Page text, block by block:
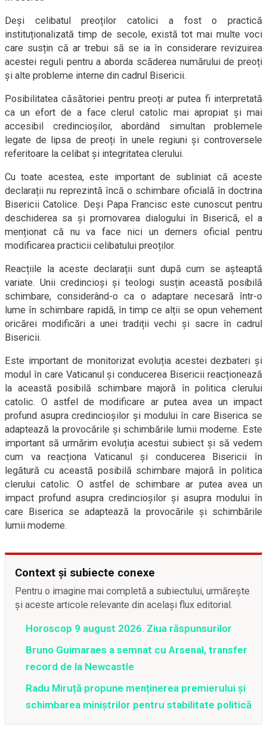
Deși celibatul preoților catolici a fost o practică
instituționalizată timp de secole, există tot mai multe voci
care susțin că ar trebui să se ia în considerare revizuirea
acestei reguli pentru a aborda scăderea numărului de preoți
și alte probleme interne din cadrul Bisericii.
Posibilitatea căsătoriei pentru preoți ar putea fi interpretată
ca un efort de a face clerul catolic mai apropiat și mai
accesibil credincioșilor, abordând simultan problemele
legate de lipsa de preoți în unele regiuni și controversele
referitoare la celibat și integritatea clerului.
Cu toate acestea, este important de subliniat că aceste
declarații nu reprezintă încă o schimbare oficială în doctrina
Bisericii Catolice. Deși Papa Francisc este cunoscut pentru
deschiderea sa și promovarea dialogului în Biserică, el a
menționat că nu va face nici un demers oficial pentru
modificarea practicii celibatului preoților.
Reacțiile la aceste declarații sunt după cum se așteaptă
variate. Unii credincioși și teologi susțin această posibilă
schimbare, considerând-o ca o adaptare necesară într-o
lume în schimbare rapidă, în timp ce alții se opun vehement
oricărei modificări a unei tradiții vechi și sacre în cadrul
Bisericii.
Este important de monitorizat evoluția acestei dezbateri și
modul în care Vaticanul și conducerea Bisericii reacționează
la această posibilă schimbare majoră în politica clerului
catolic. O astfel de modificare ar putea avea un impact
profund asupra credincioșilor și modului în care Biserica se
adaptează la provocările și schimbările lumii moderne. Este
important să urmărim evoluția acestui subiect și să vedem
cum va reacționa Vaticanul și conducerea Bisericii în
legătură cu această posibilă schimbare majoră în politica
clerului catolic. O astfel de schimbare ar putea avea un
impact profund asupra credincioșilor și asupra modului în
care Biserica se adaptează la provocările și schimbările
lumii moderne.
Context și subiecte conexe
Pentru o imagine mai completă a subiectului, urmărește
și aceste articole relevante din același flux editorial.
Horoscop 9 august 2026. Ziua răspunsurilor
Bruno Guimaraes a semnat cu Arsenal, transfer
record de la Newcastle
Radu Miruță propune menținerea premierului și
schimbarea miniștrilor pentru stabilitate politică